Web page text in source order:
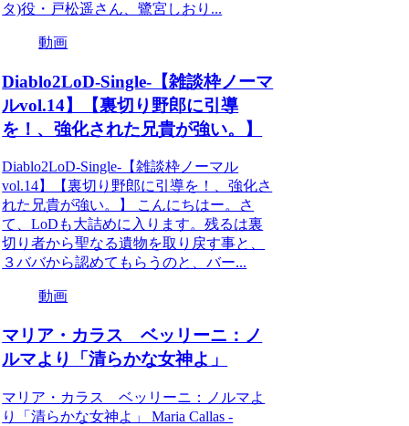
タ)役・戸松遥さん、鷺宮しおり...
動画
Diablo2LoD-Single-【雑談枠ノーマ
ルvol.14】【裏切り野郎に引導
を！、強化された兄貴が強い。】
Diablo2LoD-Single-【雑談枠ノーマル
vol.14】【裏切り野郎に引導を！、強化さ
れた兄貴が強い。】 こんにちはー。さ
て、LoDも大詰めに入ります。残るは裏
切り者から聖なる遺物を取り戻す事と、
３ババから認めてもらうのと、バー...
動画
マリア・カラス ベッリーニ：ノ
ルマより「清らかな女神よ」
マリア・カラス ベッリーニ：ノルマよ
り「清らかな女神よ」 Maria Callas -